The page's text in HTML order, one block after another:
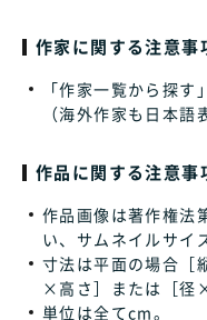
作家に関する注意事
「作家一覧から探
（海外作家も日本語
作品に関する注意事
作品画像は著作権法
い、サムネイルサイ
寸法は平面の場合
×高さ］または［径
単位は全てcm。